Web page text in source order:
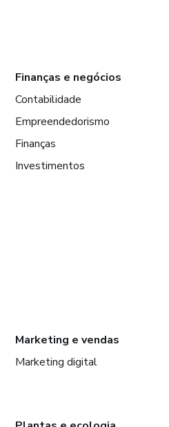
Finanças e negócios
Contabilidade
Empreendedorismo
Finanças
Investimentos
Marketing e vendas
Marketing digital